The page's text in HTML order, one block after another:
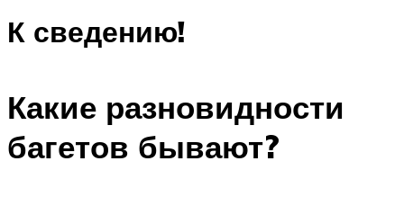
К сведению!
Какие разновидности
багетов бывают?